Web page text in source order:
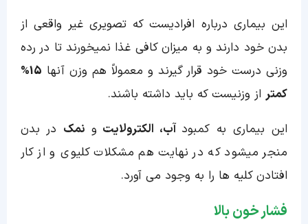
این بیماری درباره افرادیست که تصویری غیر واقعی از
بدن خود دارند و به میزان کافی غذا نمیخورند تا در رده
وزنی درست خود قرار گیرند و معمولاً هم وزن آنها
15%
کمتر از وزنیست که باید داشته باشند.
این بیماری به کمبود آب، الکترولایت و نمک در بدن
منجر میشود که در نهایت هم مشکلات کلیوی و از کار
افتادن کلیه ها را به وجود می آورد.
فشار خون بالا